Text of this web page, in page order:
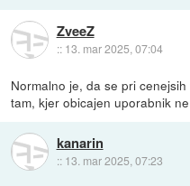
ZveeZ
:: 13. mar 2025, 07:04
Normalno je, da se pri
tam, kjer obicajen uporabnik
kanarin
:: 13. mar 2025, 07:23